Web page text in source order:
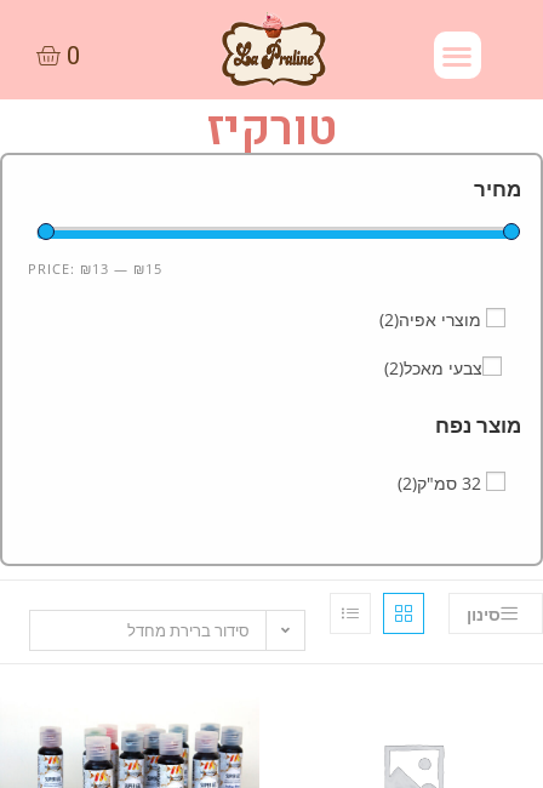
טורקיז
מחיר
PRICE: ₪13 — ₪15
מוצרי אפיה(2)
צבעי מאכל(2)
מוצר נפח
32 סמ"ק (2)
סינון
סידור ברירת מחדל